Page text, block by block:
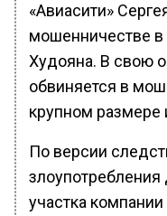
«Авиасити»
мошенничестве
Худояна. В свою
обвиняется в
крупном
По версии
участка